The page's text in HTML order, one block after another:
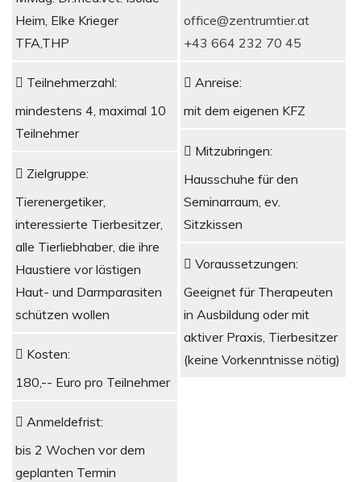
Heim, Elke Krieger
TFA,THP
Teilnehmerzahl:
mindestens 4, maximal 10
Teilnehmer
Zielgruppe:
Tierenergetiker,
interessierte Tierbesitzer,
alle Tierliebhaber, die ihre
Haustiere vor lästigen
Haut- und Darmparasiten
schützen wollen
Kosten:
180,-- Euro pro Teilnehmer
Anmeldefrist:
bis 2 Wochen vor dem
geplanten Termin
office@zentrumtier.at
+43 664 232 70 45
Anreise:
mit dem eigenen KFZ
Mitzubringen:
Hausschuhe für den
Seminarraum, ev.
Sitzkissen
Voraussetzungen:
Geeignet für Therapeuten
in Ausbildung oder mit
aktiver Praxis, Tierbesitzer
(keine Vorkenntnisse nötig)